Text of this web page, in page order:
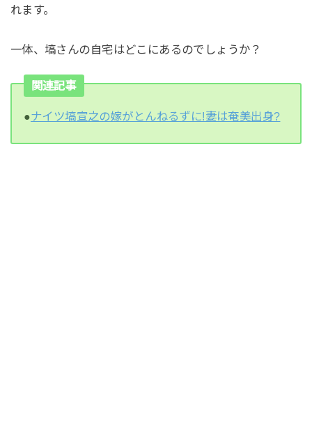
れます。
一体、塙さんの自宅はどこにあるのでしょうか？
関連記事
●ナイツ塙宣之の嫁がとんねるずに!妻は奄美出身?